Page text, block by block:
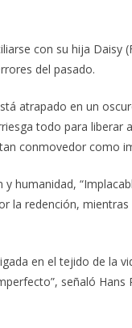
con su hija Daisy
del pasado.
atrapado en un
todo para liberar
conmovedor como
humanidad,
la redención,
en el tejido de la
señaló Hans